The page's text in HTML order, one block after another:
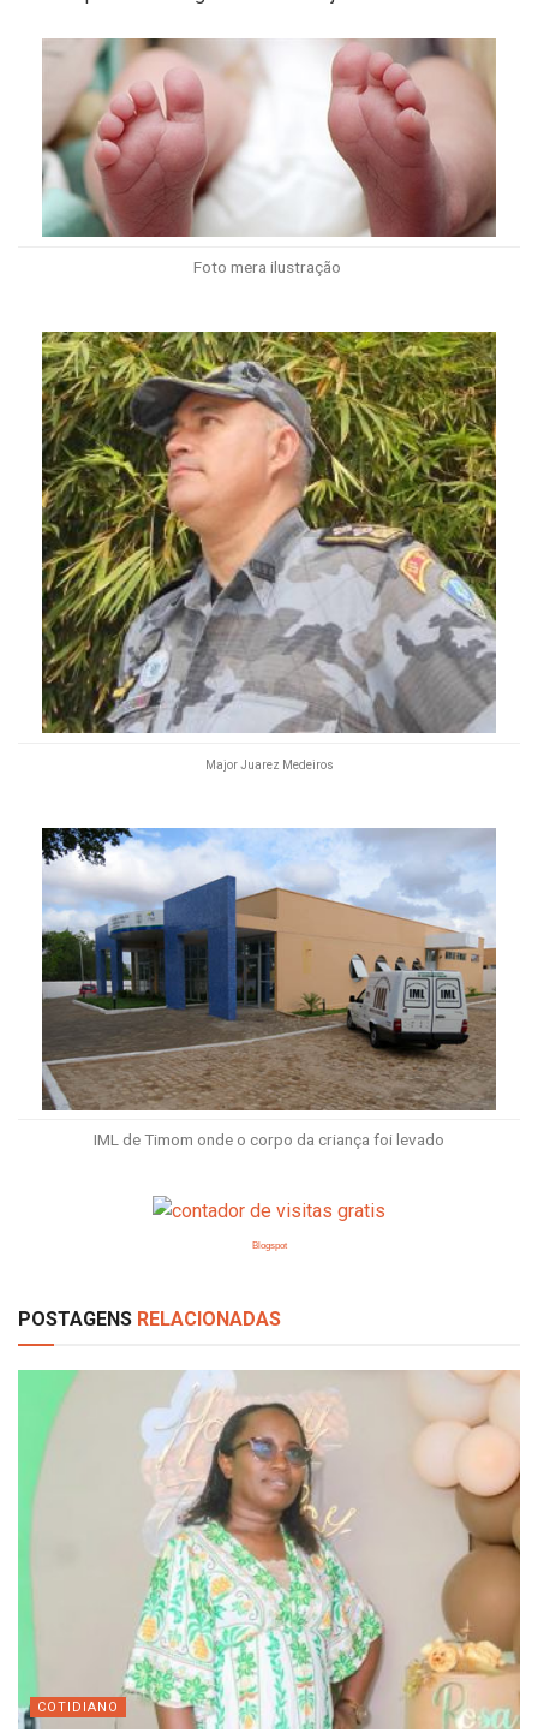
Foto mera ilustração
Major Juarez Medeiros
IML de Timom onde o corpo da criança foi levado
Blogspot
POSTAGENS RELACIONADAS
COTIDIANO